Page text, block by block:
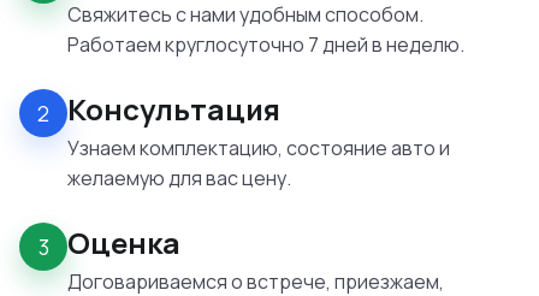
Свяжитесь с нами удобным способом.
Работаем круглосуточно 7 дней в неделю.
2 Консультация
Узнаем комплектацию, состояние авто и
желаемую для вас цену.
3 Оценка
Договариваемся о встрече, приезжаем,